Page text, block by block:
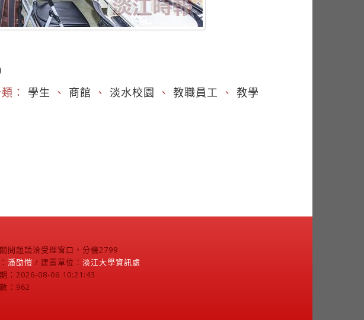
： 學生 、 商館 、 淡水校園 、 教職員工 、 教學
問題請洽受理窗口，分機2799
潘劭愷 / 建置單位： 淡江大學資訊處
：2026-08-06 10:21:43
：962